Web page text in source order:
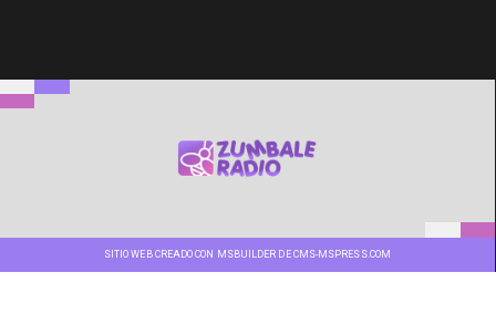
SITIO WEB CREADO CON MSBUILDER DE CMS-MSPRESS.COM